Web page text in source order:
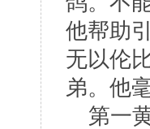
他帮助
无以伦
弟。他
第一